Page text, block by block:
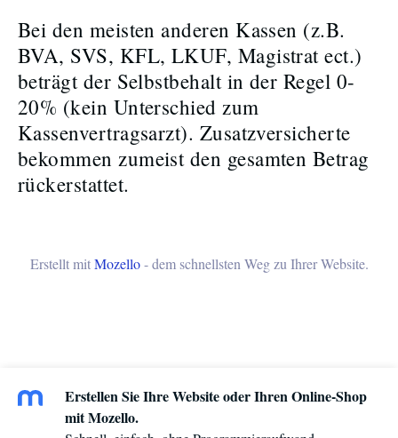
Bei den meisten anderen Kassen (z.B.
BVA, SVS, KFL, LKUF, Magistrat ect.)
beträgt der Selbstbehalt in der Regel 0-
20% (kein Unterschied zum
Kassenvertragsarzt). Zusatzversicherte
bekommen zumeist den gesamten Betrag
rückerstattet.
Erstellt mitMozello- dem schnellsten Weg zu Ihrer Website.
Erstellen Sie Ihre Website oder Ihren Online-Shop
mit Mozello.